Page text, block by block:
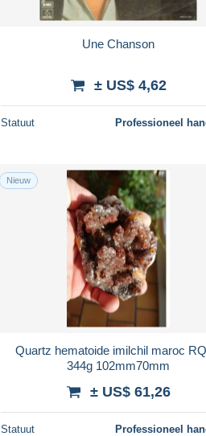
Une Chanson
± US$ 4,62
Statuut Professioneel
Nieuw
Quartz hematoide imilchil maroc
344g 102mm70mm
± US$ 61,26
Statuut Professioneel